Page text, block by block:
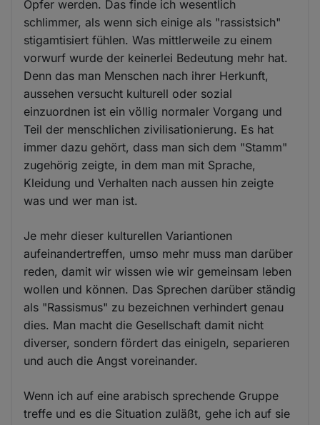
Opfer werden. Das finde ich wesentlich
schlimmer, als wenn sich einige als "rassistsich"
stigamtisiert fühlen. Was mittlerweile zu einem
vorwurf wurde der keinerlei Bedeutung mehr hat.
Denn das man Menschen nach ihrer Herkunft,
aussehen versucht kulturell oder sozial
einzuordnen ist ein völlig normaler Vorgang und
Teil der menschlichen zivilisationierung. Es hat
immer dazu gehört, dass man sich dem "Stamm"
zugehörig zeigte, in dem man mit Sprache,
Kleidung und Verhalten nach aussen hin zeigte
was und wer man ist.
Je mehr dieser kulturellen Variantionen
aufeinandertreffen, umso mehr muss man darüber
reden, damit wir wissen wie wir gemeinsam leben
wollen und können. Das Sprechen darüber ständig
als "Rassismus" zu bezeichnen verhindert genau
dies. Man macht die Gesellschaft damit nicht
diverser, sondern fördert das einigeln, separieren
und auch die Angst voreinander.
Wenn ich auf eine arabisch sprechende Gruppe
treffe und es die Situation zuläßt, gehe ich auf sie